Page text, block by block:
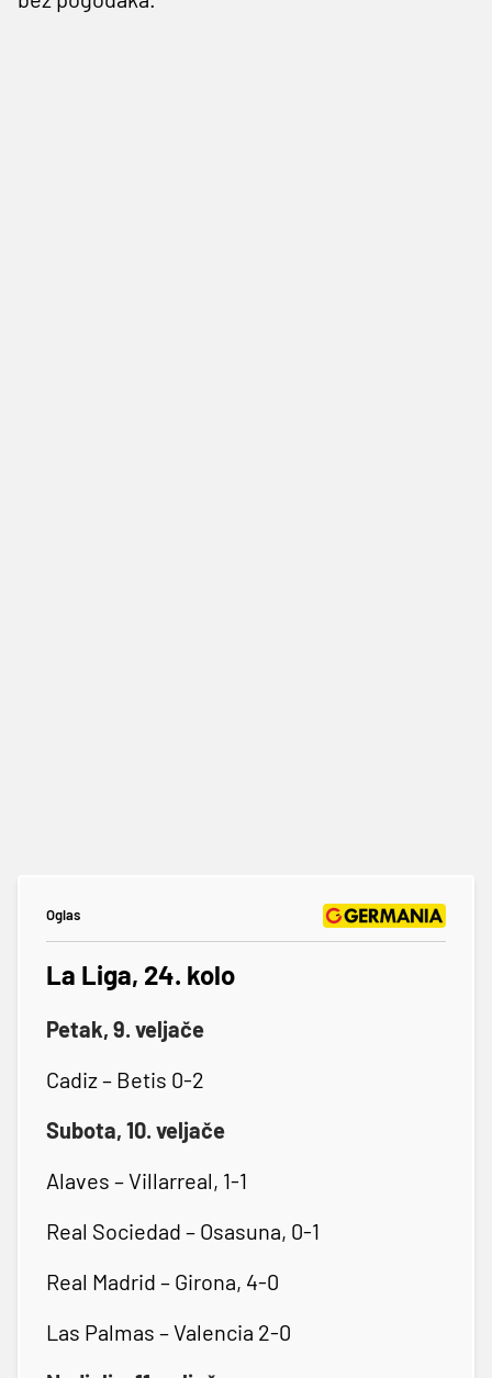
Oglas
La Liga, 24. kolo
Petak, 9. veljače
Cadiz – Betis 0-2
Subota, 10. veljače
Alaves – Villarreal, 1-1
Real Sociedad – Osasuna, 0-1
Real Madrid – Girona, 4-0
Las Palmas – Valencia 2-0